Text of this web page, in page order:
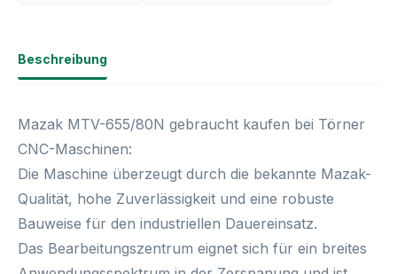
Beschreibung
Mazak MTV-655/80N gebraucht kaufen bei Törner
CNC-Maschinen:
Die Maschine überzeugt durch die bekannte Mazak-
Qualität, hohe Zuverlässigkeit und eine robuste
Bauweise für den industriellen Dauereinsatz.
Das Bearbeitungszentrum eignet sich für ein breites